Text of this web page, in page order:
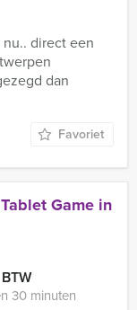
direct een
dan
Favoriet
Game in
30 minuten